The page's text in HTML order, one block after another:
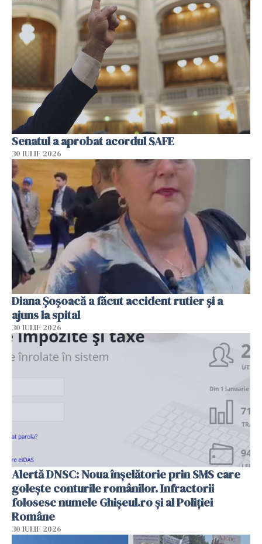
Senatul a aprobat acordul SAFE
30 IULIE 2026
Diana Șoșoacă a făcut accident rutier și a
ajuns la spital
30 IULIE 2026
Alertă DNSC: Noua înșelătorie prin SMS care
golește conturile românilor. Infractorii
folosesc numele Ghișeul.ro și al Poliției
Române
30 IULIE 2026